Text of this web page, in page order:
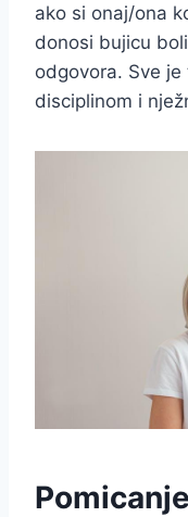
ako si onaj/ona
donosi bujicu
odgovora. Sve
disciplinom i